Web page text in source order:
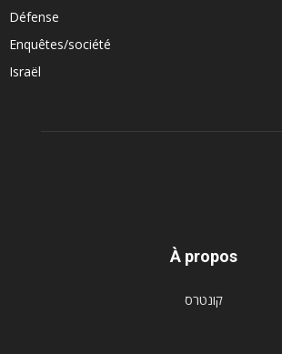
Défense
Enquêtes/société
Israël
À propos
קונטרס